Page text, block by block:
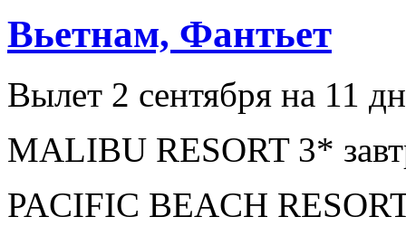
Вьетнам, Фантьет
Вылет 2 сентября на 11
MALIBU RESORT 3*
PACIFIC BEACH